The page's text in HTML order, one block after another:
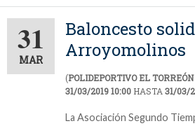
31
MAR
Baloncesto
Arroyomolinos
(POLIDEPORTIVO EL
31/03/2019 10:00 HASTA 31/03/
La Asociación Segundo